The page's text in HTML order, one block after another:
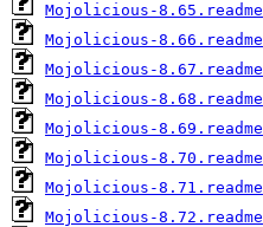
Mojolicious-8.65.readme
Mojolicious-8.66.readme
Mojolicious-8.67.readme
Mojolicious-8.68.readme
Mojolicious-8.69.readme
Mojolicious-8.70.readme
Mojolicious-8.71.readme
Mojolicious-8.72.readme